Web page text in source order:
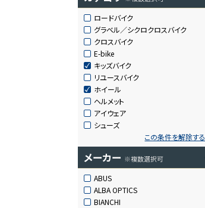
ロードバイク
グラベル／シクロクロスバイク
クロスバイク
E-bike
キッズバイク
リユースバイク
ホイール
ヘルメット
アイウェア
シューズ
この条件を解除する
メーカー ※複数選択可
ABUS
ALBA OPTICS
BIANCHI